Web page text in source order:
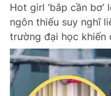
Hot girl ‘bắp cần
ngôn thiếu suy nghĩ
trường đại học khiến